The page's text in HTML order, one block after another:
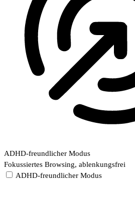
ADHD-freundlicher Modus
Fokussiertes Browsing, ablenkungsfrei
ADHD-freundlicher Modus